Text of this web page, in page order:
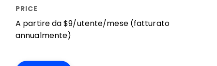
A partire da $9/utente/mese (fatturato
annualmente)